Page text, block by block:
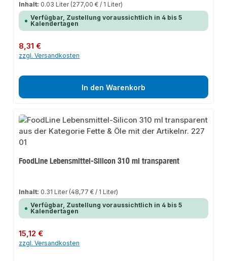
Inhalt: 0.03 Liter (277,00 € / 1 Liter)
Verfügbar, Zustellung voraussichtlich in 4 bis 5
Kalendertagen
Regulärer Preis:
8,31 €
zzgl. Versandkosten
In den Warenkorb
FoodLine Lebensmittel-Silicon 310 ml transparent
Inhalt: 0.31 Liter (48,77 € / 1 Liter)
Verfügbar, Zustellung voraussichtlich in 4 bis 5
Kalendertagen
Regulärer Preis:
15,12 €
zzgl. Versandkosten